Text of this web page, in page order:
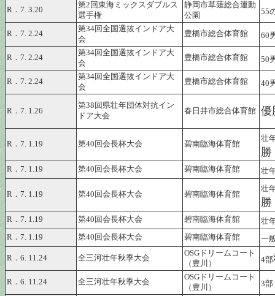
R．7. 3.20
第2回東海ミックスダブルス
選手権
静岡市草薙総合運動
公園
55
R．7. 2.24
第34回全国選抜インドア大
会
豊橋市総合体育館 60
R．7. 2.24
第34回全国選抜インドア大
会
豊橋市総合体育館 50
R．7. 2.24
第34回全国選抜インドア大
会
豊橋市総合体育館 40
R．7. 1.26
第38回県壮年団体対抗イン
ドア大会
春日井市総合体育館 優
R．7. 1.19 第40回会長杯大会 碧南臨海体育館
壮
勝
R．7. 1.19 第40回会長杯大会 碧南臨海体育館 壮
R．7. 1.19 第40回会長杯大会 碧南臨海体育館
壮
勝
R．7. 1.19 第40回会長杯大会 碧南臨海体育館
壮
R．7. 1.19
第40回会長杯大会 碧南臨海体育館 一
R．6. 11.24 全三河壮年秋季大会
OSGドリームコート
（豊川）
4部
R．6. 11.24 全三河壮年秋季大会
OSGドリームコート
（豊川）
3部